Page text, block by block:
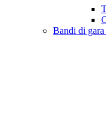
Bandi di gara